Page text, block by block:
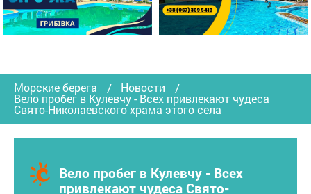
Морские берега Новости
Вело пробег в Кулевчу - Всех привлекают чудеса
Свято-Николаевского храма этого села
Вело пробег в Кулевчу - Всех
привлекают чудеса Свято-